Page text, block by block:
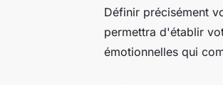
Définir précisément
permettra d'établir
émotionnelles qui